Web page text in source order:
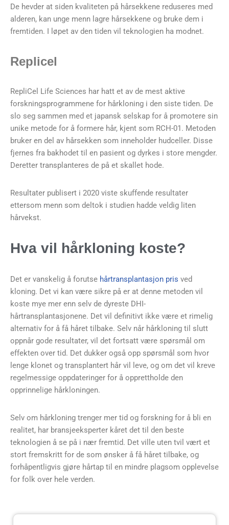
De hevder at siden kvaliteten på hårsekkene reduseres med
alderen, kan unge menn lagre hårsekkene og bruke dem i
fremtiden. I løpet av den tiden vil teknologien ha modnet.
Replicel
RepliCel Life Sciences har hatt et av de mest aktive
forskningsprogrammene for hårkloning i den siste tiden. De
slo seg sammen med et japansk selskap for å promotere sin
unike metode for å formere hår, kjent som RCH-01. Metoden
bruker en del av hårsekken som inneholder hudceller. Disse
fjernes fra bakhodet til en pasient og dyrkes i store mengder.
Deretter transplanteres de på et skallet hode.
Resultater publisert i 2020 viste skuffende resultater
ettersom menn som deltok i studien hadde veldig liten
hårvekst.
Hva vil hårkloning koste?
Det er vanskelig å forutse hårtransplantasjon pris ved
kloning. Det vi kan være sikre på er at denne metoden vil
koste mye mer enn selv de dyreste DHI-
hårtransplantasjonene. Det vil definitivt ikke være et rimelig
alternativ for å få håret tilbake. Selv når hårkloning til slutt
oppnår gode resultater, vil det fortsatt være spørsmål om
effekten over tid. Det dukker også opp spørsmål som hvor
lenge klonet og transplantert hår vil leve, og om det vil kreve
regelmessige oppdateringer for å opprettholde den
opprinnelige hårkloningen.
Selv om hårkloning trenger mer tid og forskning for å bli en
realitet, har bransjeeksperter kåret det til den beste
teknologien å se på i nær fremtid. Det ville uten tvil vært et
stort fremskritt for de som ønsker å få håret tilbake, og
forhåpentligvis gjøre hårtap til en mindre plagsom opplevelse
for folk over hele verden.